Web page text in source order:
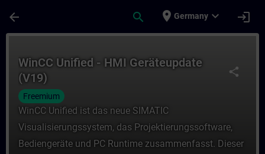
arrow_back search place Germany expand_more login
share
WinCC Unified - HMI Geräteupdate
(V19)
Freemium
WinCC Unified ist das neue SIMATIC
Visualisierungssystem, das Projektierungssoftware,
Bediengeräte und PC Runtime zusammenfasst. Dieser